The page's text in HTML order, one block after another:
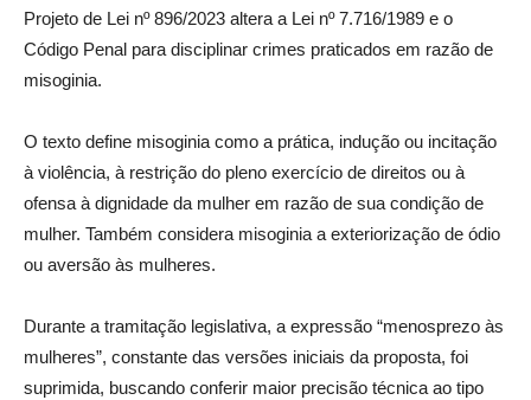
Projeto de Lei nº 896/2023 altera a Lei nº 7.716/1989 e o
Código Penal para disciplinar crimes praticados em razão de
misoginia.
O texto define misoginia como a prática, indução ou incitação
à violência, à restrição do pleno exercício de direitos ou à
ofensa à dignidade da mulher em razão de sua condição de
mulher. Também considera misoginia a exteriorização de ódio
ou aversão às mulheres.
Durante a tramitação legislativa, a expressão “menosprezo às
mulheres”, constante das versões iniciais da proposta, foi
suprimida, buscando conferir maior precisão técnica ao tipo